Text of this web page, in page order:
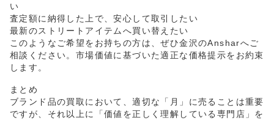
い
査定額に納得した上で、安心して取引したい
最新のストリートアイテムへ買い替えたい
このようなご希望をお持ちの方は、ぜひ金沢のAnsharへご
相談ください。市場価値に基づいた適正な価格提示をお約束
します。
まとめ
ブランド品の買取において、適切な「月」に売ることは重要
ですが、それ以上に「価値を正しく理解している専門店」を